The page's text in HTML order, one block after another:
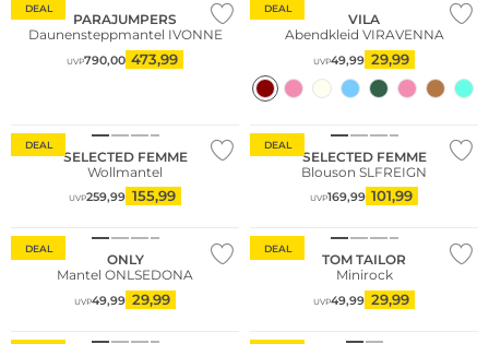
DEAL
PARAJUMPERS
Daunensteppmantel IVONNE
UVP790,00 473,99
DEAL
VILA
Abendkleid VIRAVENNA
UVP49,99 29,99
DEAL
SELECTED FEMME
Wollmantel
UVP259,99 155,99
DEAL
SELECTED FEMME
Blouson SLFREIGN
UVP169,99 101,99
DEAL
ONLY
Mantel ONLSEDONA
UVP49,99 29,99
DEAL
TOM TAILOR
Minirock
UVP49,99 29,99